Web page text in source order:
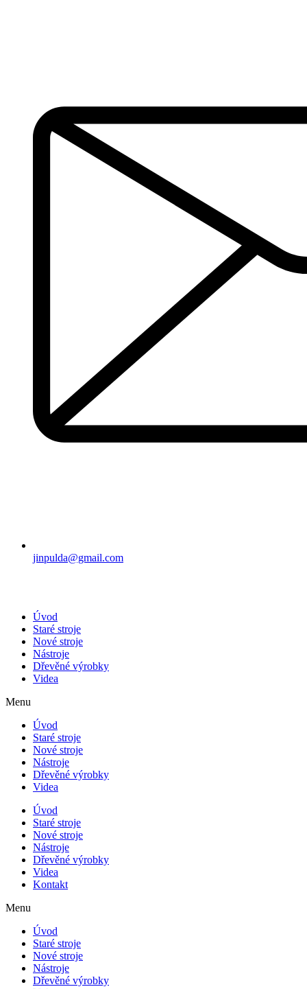
jinpulda@gmail.com
Úvod
Staré stroje
Nové stroje
Nástroje
Dřevěné výrobky
Videa
Menu
Úvod
Staré stroje
Nové stroje
Nástroje
Dřevěné výrobky
Videa
Úvod
Staré stroje
Nové stroje
Nástroje
Dřevěné výrobky
Videa
Kontakt
Menu
Úvod
Staré stroje
Nové stroje
Nástroje
Dřevěné výrobky